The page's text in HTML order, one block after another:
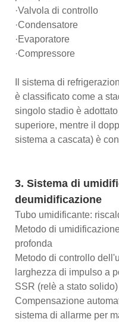
·Valvola di controllo
·Condensatore
·Evaporatore
·Compressore
Il sistema di
è classificato come a
singolo stadio è
superiore, mentre il
sistema a cascata) è
3. Sistema di
deumidificazione
Tubo umidificante:
Metodo di
profonda
Metodo di controllo
larghezza di impulso a
SSR (relè a stato solido)
Compensazione
sistema di allarme per